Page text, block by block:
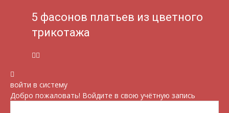
5 фасонов платьев из цветного
трикотажа
войти в систему
Добро пожаловать! Войдите в свою учётную запись